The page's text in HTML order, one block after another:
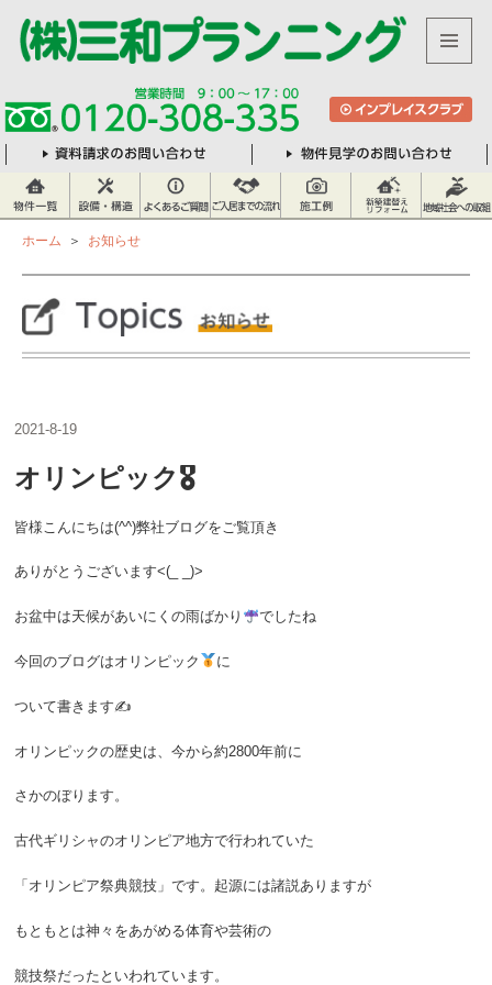
式
会
社
三
和
プ
ラ
ン
グ
ィジェ
ホーム ＞ お知らせ
2021-8-19
オリンピック🎖
皆様こんにちは(^^)弊社ブログをご覧頂き
ありがとうございます<(_ _)>
お盆中は天候があいにくの雨ばかり でしたね
今回のブログはオリンピック に
ついて書きます✍
オリンピックの歴史は、今から約2800年前に
さかのぼります。
古代ギリシャのオリンピア地方で行われていた
「オリンピア祭典競技」です。起源には諸説ありますが
もともとは神々をあがめる体育や芸術の
競技祭だったといわれています。